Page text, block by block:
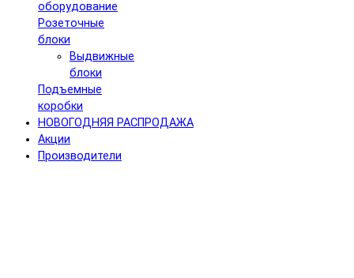
оборудование
Розеточные
блоки
Выдвижные
блоки
Подъемные
коробки
НОВОГОДНЯЯ РАСПРОДАЖА
Акции
Производители